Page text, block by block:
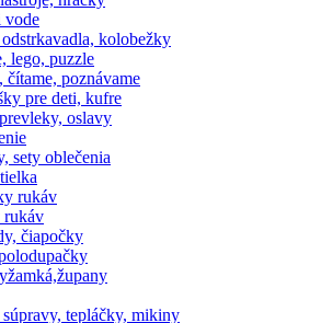
vode
kolobežky
lego, puzzle
poznávame
pre deti, kufre
oslavy
sety oblečenia
rukáv
čiapočky
tepláčky, mikiny